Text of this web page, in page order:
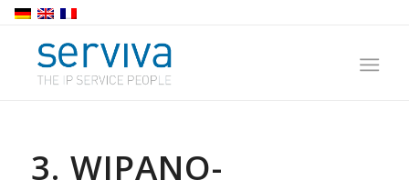
3. WIPANO-